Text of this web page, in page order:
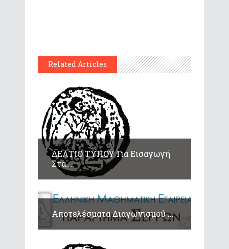
Related Articles
ΔΕΛΤΙΟ ΤΥΠΟΥ Για Εισαγωγή
Στα...
Αποτελέσματα Διαγωνισμού ̶...